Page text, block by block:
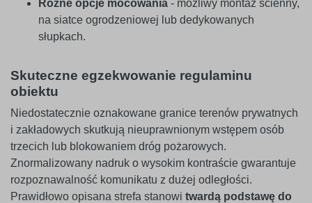
Różne opcje mocowania - możliwy montaż ścienny,
na siatce ogrodzeniowej lub dedykowanych
słupkach.
Skuteczne egzekwowanie regulaminu
obiektu
Niedostatecznie oznakowane granice terenów prywatnych
i zakładowych skutkują nieuprawnionym wstępem osób
trzecich lub blokowaniem dróg pożarowych.
Znormalizowany nadruk o wysokim kontraście gwarantuje
rozpoznawalność komunikatu z dużej odległości.
Prawidłowo opisana strefa stanowi twardą podstawę do